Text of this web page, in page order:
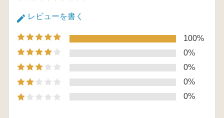
レビューを書く
100%
0%
0%
0%
0%